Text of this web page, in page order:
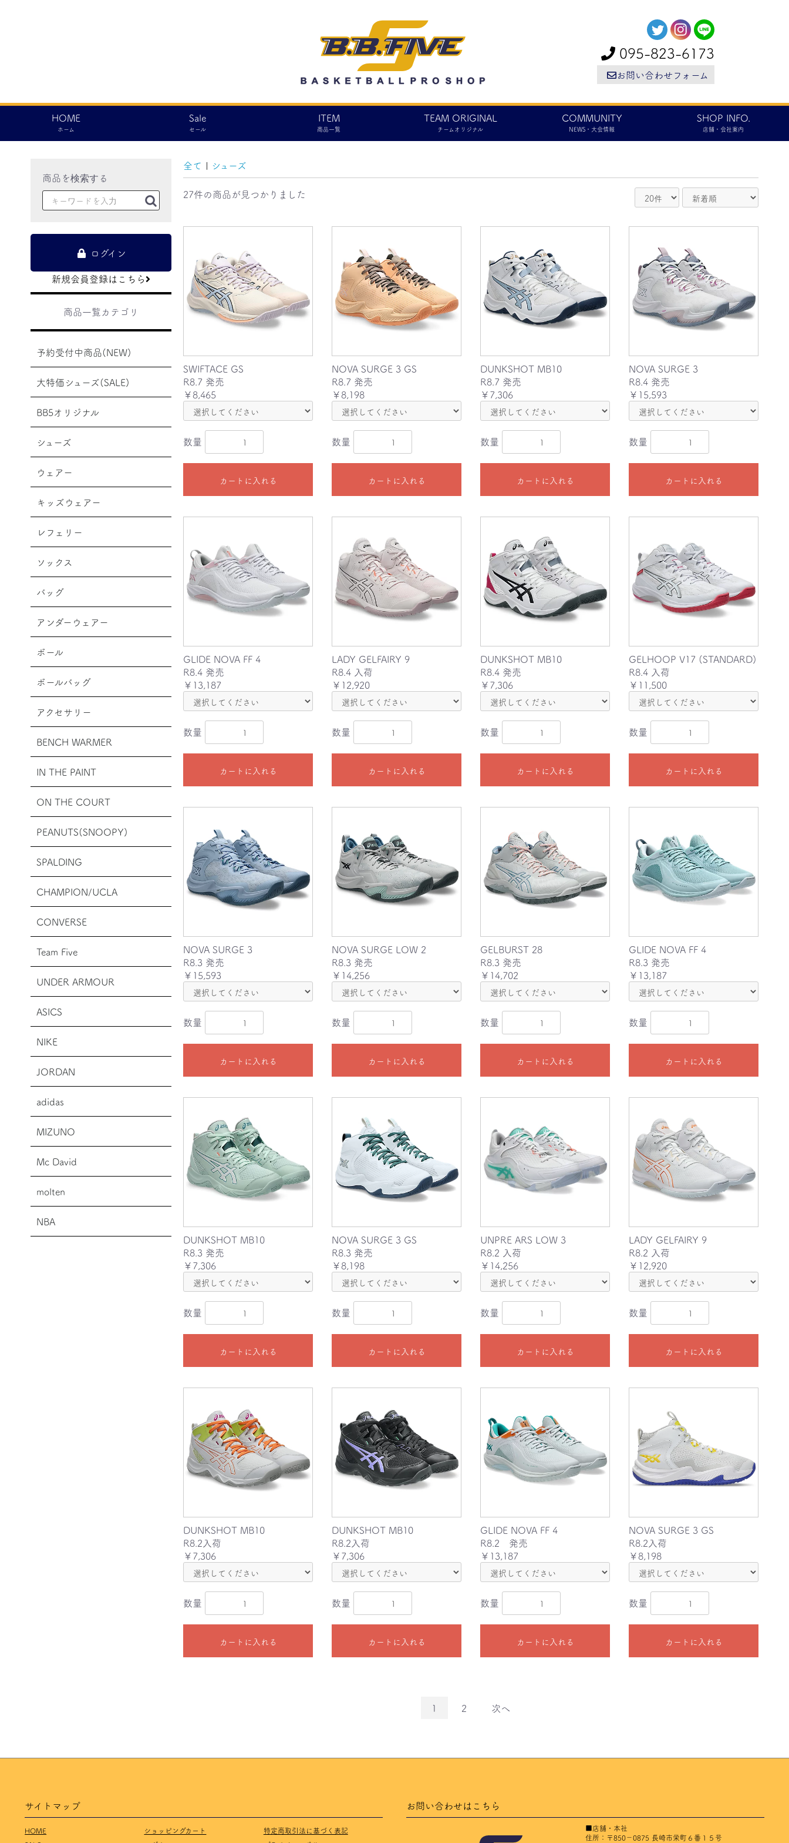
095-823-6173
お問い合わせフォーム
HOME
ホーム
Sale
セール
ITEM
商品一覧
TEAM ORIGINAL
チームオリジナル
COMMUNITY
NEWS・大会情報
SHOP INFO.
店舗・会社案内
ログイン
新規会員登録はこちら
商品一覧カテゴリ
予約受付中商品(NEW)
大特価シューズ(SALE)
BB5オリジナル
シューズ
ウェアー
キッズウェアー
レフェリー
ソックス
バッグ
アンダーウェアー
ボール
ボールバッグ
アクセサリー
BENCH WARMER
IN THE PAINT
ON THE COURT
PEANUTS(SNOOPY)
SPALDING
CHAMPION/UCLA
CONVERSE
Team Five
UNDER ARMOUR
ASICS
NIKE
JORDAN
adidas
MIZUNO
Mc David
molten
NBA
全て | シューズ
27件の商品が見つかりました
SWIFTACE GS
R8.7 発売
￥8,465
数量
カートに入れる
NOVA SURGE 3 GS
R8.7 発売
￥8,198
数量
カートに入れる
DUNKSHOT MB10
R8.7 発売
￥7,306
数量
カートに入れる
NOVA SURGE 3
R8.4 発売
￥15,593
数量
カートに入れる
GLIDE NOVA FF 4
R8.4 発売
￥13,187
数量
カートに入れる
LADY GELFAIRY 9
R8.4 入荷
￥12,920
数量
カートに入れる
DUNKSHOT MB10
R8.4 発売
￥7,306
数量
カートに入れる
GELHOOP V17 (STANDARD)
R8.4 入荷
￥11,500
数量
カートに入れる
NOVA SURGE 3
R8.3 発売
￥15,593
数量
カートに入れる
NOVA SURGE LOW 2
R8.3 発売
￥14,256
数量
カートに入れる
GELBURST 28
R8.3 発売
￥14,702
数量
カートに入れる
GLIDE NOVA FF 4
R8.3 発売
￥13,187
数量
カートに入れる
DUNKSHOT MB10
R8.3 発売
￥7,306
数量
カートに入れる
NOVA SURGE 3 GS
R8.3 発売
￥8,198
数量
カートに入れる
UNPRE ARS LOW 3
R8.2 入荷
￥14,256
数量
カートに入れる
LADY GELFAIRY 9
R8.2 入荷
￥12,920
数量
カートに入れる
DUNKSHOT MB10
R8.2入荷
￥7,306
数量
カートに入れる
DUNKSHOT MB10
R8.2入荷
￥7,306
数量
カートに入れる
GLIDE NOVA FF 4
R8.2 発売
￥13,187
数量
カートに入れる
NOVA SURGE 3 GS
R8.2入荷
￥8,198
数量
カートに入れる
お買い物を続ける カートへ進む
1 2 次へ
サイトマップ
HOME
ショッピングカート
特定商取引法に基づく表記
お問い合わせはこちら
■店舗・本社
住所：〒850－0875 長崎市栄町６番１５号